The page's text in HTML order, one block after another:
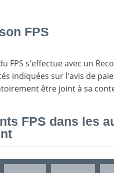
FPS
FPS s'effectue avec un
indiquées sur l'avis de
être joint à sa
FPS dans les